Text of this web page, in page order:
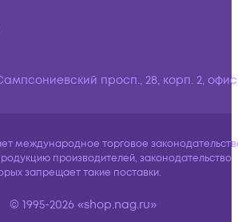
просп., 28, корп. 2,
международное торговое
производителей, законодательство
запрещает такие поставки.
© 1995-2026 «shop.nag.ru»